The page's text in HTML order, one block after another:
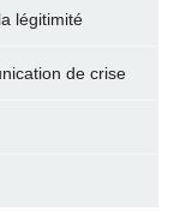
légitimité
de crise